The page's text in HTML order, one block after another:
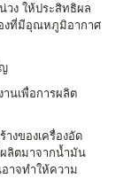
ง ให้ประสิทธิผล
งที่มีอุณหภูมิอากาศ
นเพื่อการผลิต
งของเครื่องอัด
ลิตมาจากน้ำมัน
าจทำให้ความ